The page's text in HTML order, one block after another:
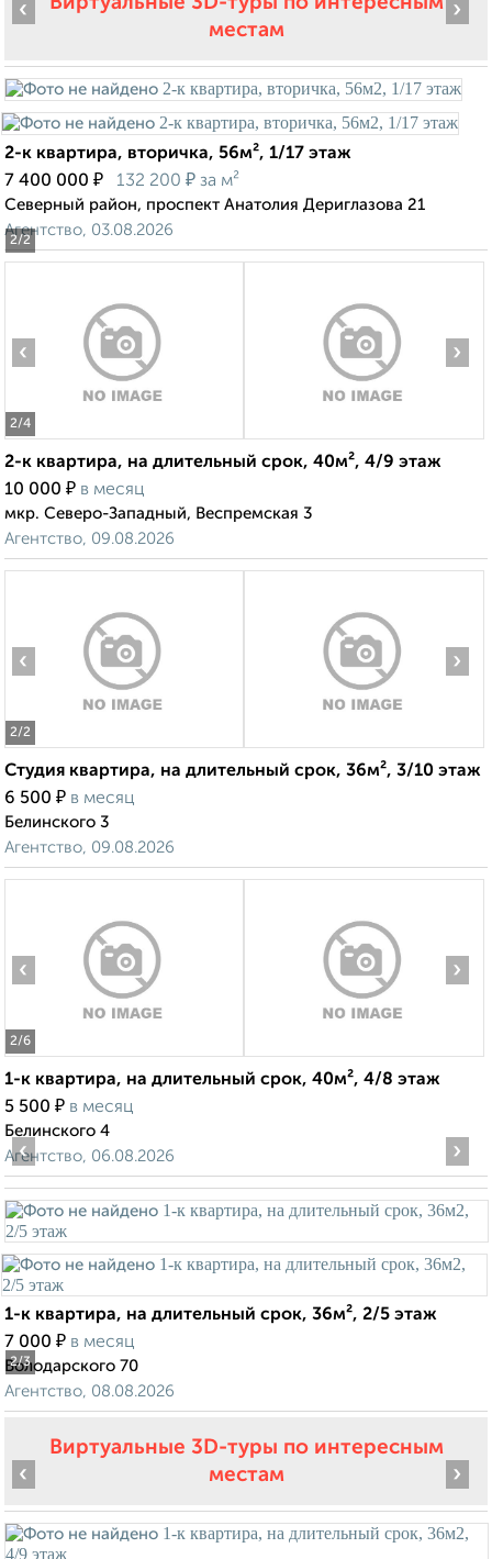
местам
2/2
‹ ›
2-к квартира, вторичка, 56м², 1/17 этаж
7 400 000 ₽ 132 200 ₽ за м²
Северный район, проспект Анатолия Дериглазова 21
Агентство, 03.08.2026
2/4
‹ ›
2-к квартира, на длительный срок, 40м², 4/9 этаж
10 000 ₽ в месяц
мкр. Северо-Западный, Веспремская 3
Агентство, 09.08.2026
2/2
‹ ›
Студия квартира, на длительный срок, 36м², 3/10 этаж
6 500 ₽ в месяц
Белинского 3
Агентство, 09.08.2026
2/6
‹ ›
1-к квартира, на длительный срок, 40м², 4/8 этаж
5 500 ₽ в месяц
Белинского 4
Агентство, 06.08.2026
2/3
‹ ›
1-к квартира, на длительный срок, 36м², 2/5 этаж
7 000 ₽ в месяц
Володарского 70
Агентство, 08.08.2026
Виртуальные 3D-туры по интересным
местам
‹ ›